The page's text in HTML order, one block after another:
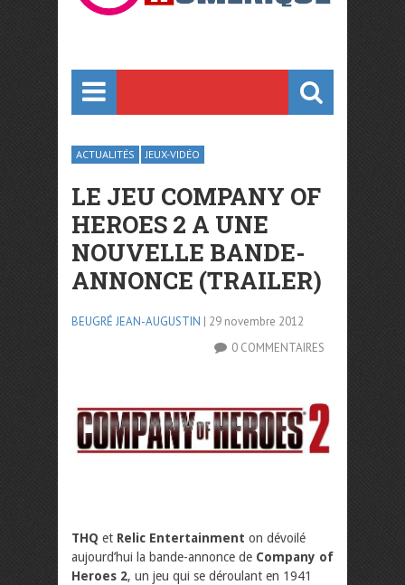
ACTUALITÉS JEUX-VIDÉO
LE JEU COMPANY OF
HEROES 2 A UNE
NOUVELLE BANDE-
ANNONCE (TRAILER)
BEUGRÉ JEAN-AUGUSTIN | 29 novembre 2012
0 COMMENTAIRES
THQ et Relic Entertainment on dévoilé
aujourd’hui la bande-annonce de Company of
Heroes 2, un jeu qui se déroulant en 1941